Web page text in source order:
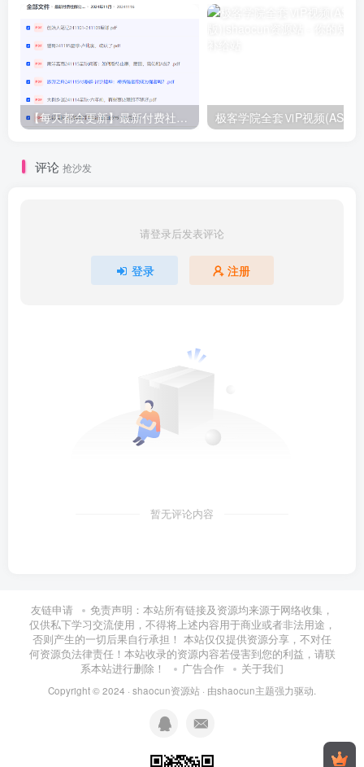
【每天都会更新】最新付费社群公众号文章 极客学院全套ⅥP视频(AS版)
评论 抢沙发
请登录后发表评论
登录 注册
暂无评论内容
友链申请
免责声明：本站所有链接及资源均来源于网络收集，
仅供私下学习交流使用，不得将上述内容用于商业或者非法用途，
否则产生的一切后果自行承担！ 本站仅仅提供资源分享，不对任
何资源负法律责任！本站收录的资源内容若侵害到您的利益，请联
系本站进行删除！
广告合作 关于我们
Copyright © 2024 · shaocun资源站 · 由shaocun主题强力驱动.